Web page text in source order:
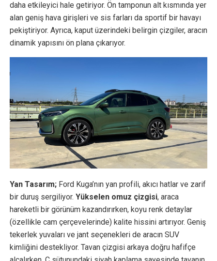
daha etkileyici hale getiriyor. Ön tamponun alt kısmında yer
alan geniş hava girişleri ve sis farları da sportif bir havayı
pekiştiriyor. Ayrıca, kaput üzerindeki belirgin çizgiler, aracın
dinamik yapısını ön plana çıkarıyor.
Yan Tasarım; Ford Kuga’nın yan profili, akıcı hatlar ve zarif
bir duruş sergiliyor. Yükselen omuz çizgisi, araca
hareketli bir görünüm kazandırırken, koyu renk detaylar
(özellikle cam çerçevelerinde) kalite hissini artırıyor. Geniş
tekerlek yuvaları ve jant seçenekleri de aracın SUV
kimliğini destekliyor. Tavan çizgisi arkaya doğru hafifçe